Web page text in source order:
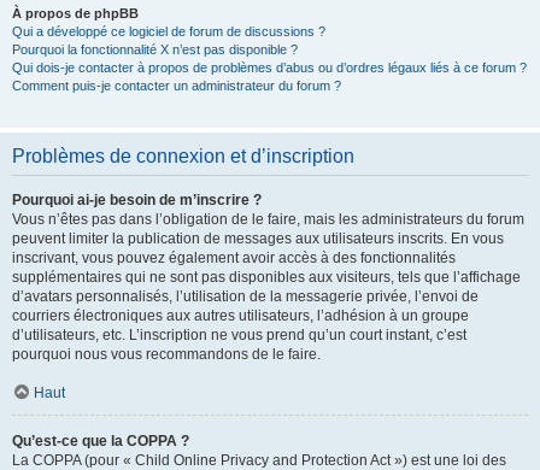
À propos de phpBB
Qui a développé ce logiciel de forum de discussions ?
Pourquoi la fonctionnalité X n’est pas disponible ?
Qui dois-je contacter à propos de problèmes d’abus ou d’ordres légaux liés à ce forum ?
Comment puis-je contacter un administrateur du forum ?
Problèmes de connexion et d’inscription
Pourquoi ai-je besoin de m’inscrire ?
Vous n’êtes pas dans l’obligation de le faire, mais les administrateurs du forum
peuvent limiter la publication de messages aux utilisateurs inscrits. En vous
inscrivant, vous pouvez également avoir accès à des fonctionnalités
supplémentaires qui ne sont pas disponibles aux visiteurs, tels que l’affichage
d’avatars personnalisés, l’utilisation de la messagerie privée, l’envoi de
courriers électroniques aux autres utilisateurs, l’adhésion à un groupe
d’utilisateurs, etc. L’inscription ne vous prend qu’un court instant, c’est
pourquoi nous vous recommandons de le faire.
Haut
Qu’est-ce que la COPPA ?
La COPPA (pour « Child Online Privacy and Protection Act ») est une loi des